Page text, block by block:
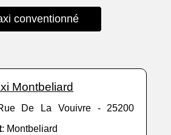
conventionné
Montbeliard
De La Vouivre - 25200
: Montbeliard